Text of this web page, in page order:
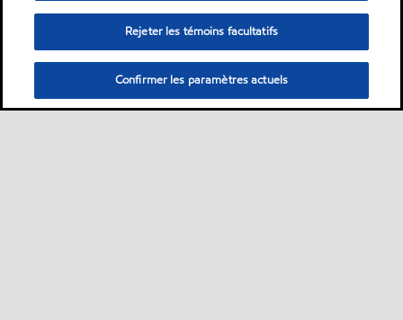
Rejeter les témoins facultatifs
Confirmer les paramètres actuels